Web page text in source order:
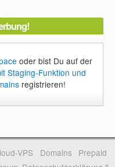
oder bist Du auf der
Staging-Funktion und
registrieren!
VPS Domains
Prepaid